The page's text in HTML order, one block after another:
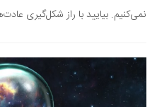
نمی‌کنیم. بیایید با راز شکل‌گیری